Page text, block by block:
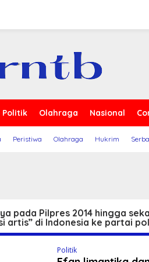
Politik Olahraga Nasional
Peristiwa Olahraga Hukrim
Baliho
oleh KKN
DESA
LAWANG
Lombok
pada Pilpres 2014 hingga
artis” di Indonesia ke partai
Politik